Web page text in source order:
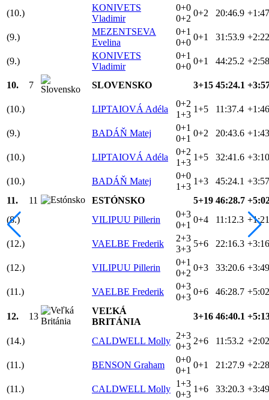
(10.)
KONIVETS
Vladimir
0+0
0+2
0+2 20:46.9
(9.)
MEZENTSEVA
Evelina
0+1
0+0
0+1 31:53.9
(9.)
KONIVETS
Vladimir
0+1
0+0
0+1 44:25.2
10. 7 SLOVENSKO 3+15 45:24.1
(10.) LIPTAIOVÁ Adéla
0+2
1+3
1+5 11:37.4
(9.) BADÁŇ Matej
0+1
0+1
0+2 20:43.6
(10.) LIPTAIOVÁ Adéla
0+2
1+3
1+5 32:41.6
(10.) BADÁŇ Matej
0+0
1+3
1+3 45:24.1
11.
11 ESTÓNSKO 5+19 46:28.7
(8.)
VILIPUU Pillerin
0+3
0+1
0+4 11:12.3
(12.) VAELBE Frederik
2+3
3+3
5+6 22:16.3
(12.) VILIPUU Pillerin
0+1
0+2
0+3 33:20.6
(11.) VAELBE Frederik
0+3
0+3
0+6 46:28.7
12. 13
VEĽKÁ
BRITÁNIA
3+16 46:40.1
(14.) CALDWELL Molly
2+3
0+3
2+6 11:53.2
(11.) BENSON Graham
0+0
0+1
0+1 21:27.9
(11.) CALDWELL Molly
1+3
0+3
1+6 33:20.3